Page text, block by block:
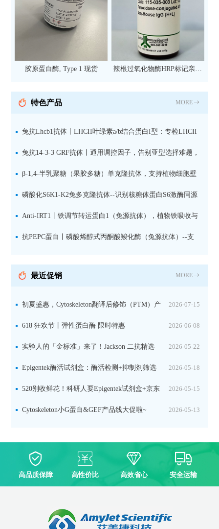
胶原蛋白酶, Type 1 现货
辣根过氧化物酶HRP标记亲和
抗 现货
特色产品 MORE
兔抗Lhcb1抗体丨LHCII叶绿素a/b结合蛋白I型：专检LHCII
中含量丰富的捕光蛋白
兔抗14-3-3 GRF抗体丨通用调控因子，告别亚型选择难题，
全面捕获植物信号转导枢纽蛋白
β-1,4-半乳聚糖（果胶多糖）单克隆抗体，支持植物细胞壁
果胶多糖精细结构解析
磷酸化S6K1-K2兔多克隆抗体--识别核糖体蛋白S6激酶同源
蛋白1-2的激活状态
Anti-IRT1丨铁调节转运蛋白1（兔源抗体），植物铁吸收与
微量元素代谢研究的关键工具
抗PEPC蛋白丨磷酸烯醇式丙酮酸羧化酶（兔源抗体）--支
最近促销 MORE
2026-07-15
初夏盛惠，Cytoskeleton翻译后修饰（PTM）产
品线放价啦！ 2026-06-08
618 狂欢节丨弹性蛋白酶 限时特惠
2026-05-22
实验人的「金标准」来了！Jackson 二抗精选
限时一口价，手慢无！ 2026-05-18
Epigentek酶活试剂盒：酶活检测+抑制剂筛选
双赋能，下单即赠京东卡 2026-05-15
520别收鲜花！科研人要Epigentek试剂盒+京东
卡！ 2026-05-13
Cytoskeleton小G蛋白&GEF产品线大促啦~
高品质保障 高性价比 高效省心 安全运输